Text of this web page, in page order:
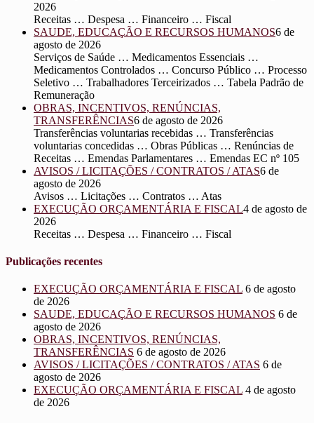
2026
Receitas … Despesa … Financeiro … Fiscal
SAUDE, EDUCAÇÃO E RECURSOS HUMANOS6 de
agosto de 2026
Serviços de Saúde … Medicamentos Essenciais …
Medicamentos Controlados … Concurso Público … Processo
Seletivo … Trabalhadores Terceirizados … Tabela Padrão de
Remuneração
OBRAS, INCENTIVOS, RENÚNCIAS,
TRANSFERÊNCIAS6 de agosto de 2026
Transferências voluntarias recebidas … Transferências
voluntarias concedidas … Obras Públicas … Renúncias de
Receitas … Emendas Parlamentares … Emendas EC nº 105
AVISOS / LICITAÇÕES / CONTRATOS / ATAS6 de
agosto de 2026
Avisos … Licitações … Contratos … Atas
EXECUÇÃO ORÇAMENTÁRIA E FISCAL4 de agosto de
2026
Receitas … Despesa … Financeiro … Fiscal
Publicações recentes
EXECUÇÃO ORÇAMENTÁRIA E FISCAL 6 de agosto
de 2026
SAUDE, EDUCAÇÃO E RECURSOS HUMANOS 6 de
agosto de 2026
OBRAS, INCENTIVOS, RENÚNCIAS,
TRANSFERÊNCIAS 6 de agosto de 2026
AVISOS / LICITAÇÕES / CONTRATOS / ATAS 6 de
agosto de 2026
EXECUÇÃO ORÇAMENTÁRIA E FISCAL 4 de agosto
de 2026